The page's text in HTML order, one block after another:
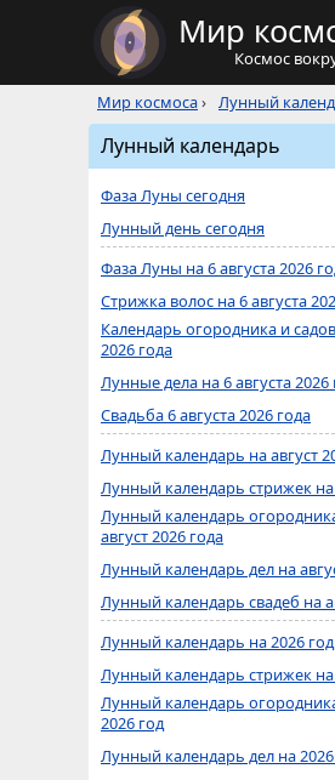
Мир
Космос
Мир космоса› Лунный
Лунный календарь
Фаза Луны сегодня
Лунный день сегодня
Фаза Луны на 6 августа 2026
Стрижка волос на 6 августа
Календарь огородника и
2026 года
Лунные дела на 6 августа 2026
Свадьба 6 августа 2026 года
Лунный календарь на август
Лунный календарь стрижек на
Лунный календарь
август 2026 года
Лунный календарь дел на
Лунный календарь свадеб на
Лунный календарь на 2026 год
Лунный календарь стрижек на
Лунный календарь
2026 год
Лунный календарь дел на